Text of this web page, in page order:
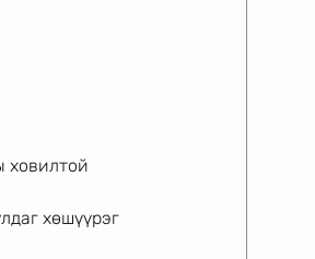
ховилтой
хөшүүрэг